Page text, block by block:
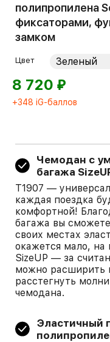
полипропилена
фиксаторами,
замком
Цвет
8 720 ⃏
+348 iG-баллов
Чемодан с
багажа
T1907 —
каждая поездка
комфортной!
багажа вы
своих местах
окажется мало, на
SizeUP — за
можно расширить
расстегнуть
чемодана.
Эластичный